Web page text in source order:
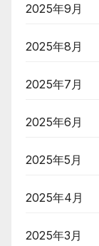
2025年9月
2025年8月
2025年7月
2025年6月
2025年5月
2025年4月
2025年3月